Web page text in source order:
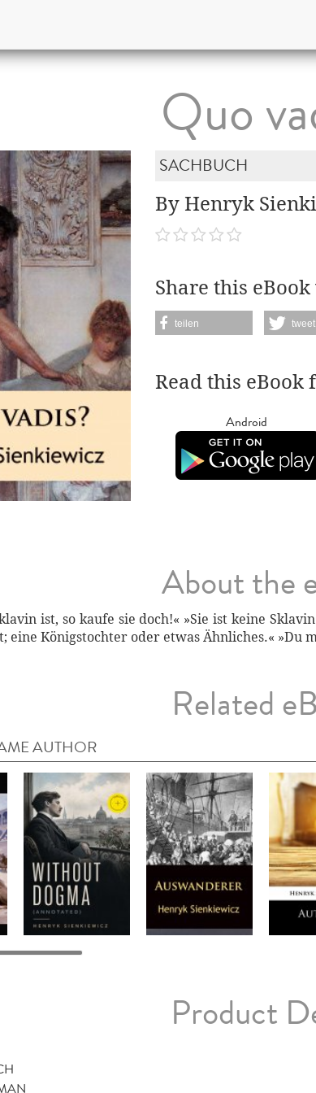
Quo
SACHBUCH
By Henryk
Share this
teilen tweet
Read this
Android
About the
ist, so kaufe sie doch!« »Sie ist keine
eine Königstochter oder etwas Ähnliches.« »Du
Related
AUTHOR
Product